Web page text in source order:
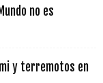
no es
y terremotos en